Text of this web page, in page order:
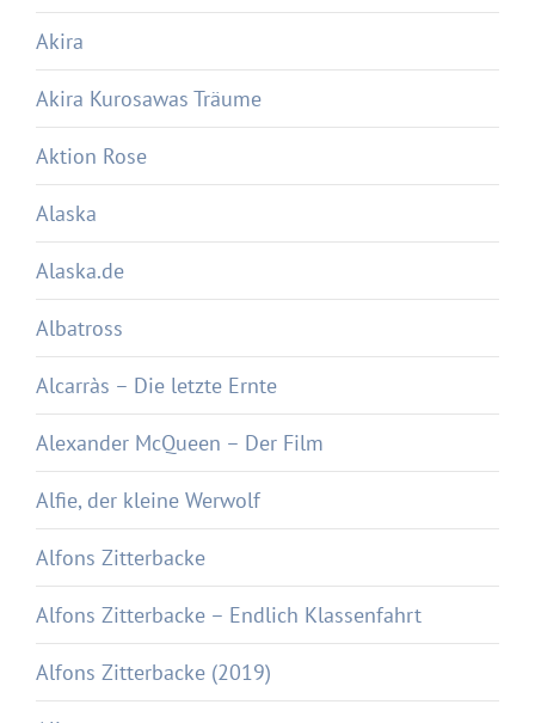
Akira
Akira Kurosawas Träume
Aktion Rose
Alaska
Alaska.de
Albatross
Alcarràs – Die letzte Ernte
Alexander McQueen – Der Film
Alfie, der kleine Werwolf
Alfons Zitterbacke
Alfons Zitterbacke – Endlich Klassenfahrt
Alfons Zitterbacke (2019)